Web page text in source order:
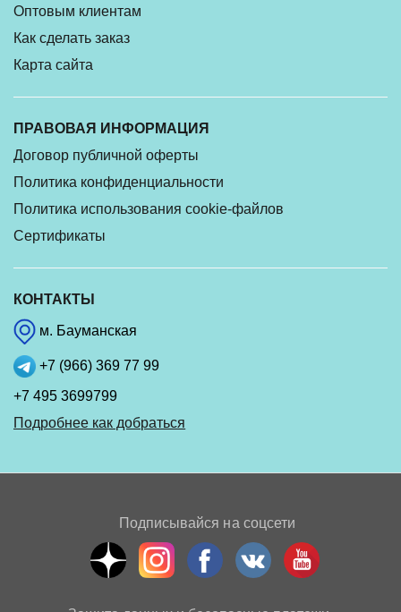
Оптовым клиентам
Как сделать заказ
Карта сайта
ПРАВОВАЯ ИНФОРМАЦИЯ
Договор публичной оферты
Политика конфиденциальности
Политика использования cookie-файлов
Сертификаты
КОНТАКТЫ
м. Бауманская
+7 (966) 369 77 99
+7 495 3699799
Подробнее как добраться
Подписывайся на соцсети